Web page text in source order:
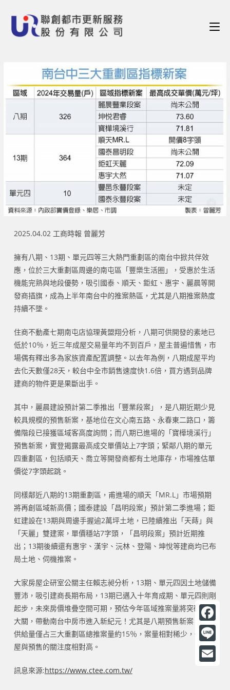
2025.04.02 工商時報 曾麗芳
擁有八期、13期、單元四等三大熱門重劃區的南台中掀共伴效
應，位於三大重劃區周邊的南屯區「豐樂生活圈」，受惠於生活
機能完熟與地段優勢，吸引國泰、順天、鉅虹、惠宇、麗晨等開
發商插旗，成為上半年南台中的推案熱區，尤其是八期推案熱度
持續不墜。
住商不動產七期南屯店協理黃盟翔分析，八期可供開發的素地已
低於10％，近三年成屋交易量年均不到百戶，屋主普遍惜售，市
場偶有釋出多為家族資產配置調整。以去年為例，八期成屋平均
去化天數僅28天，較台中全市銷售速度快1.6倍，買方遇到品牌
建商的物件更是果斷出手。
其中，麗晨建設預計第二季推出「豐業段案」，是八期近期少見
較具規模的預售新案，基地位在文心南五路、永春東二路口，籌
備階段已接獲區域客高度詢問；而八期已進場的「寶樺境溪行」
預售新案，實登揭露最高成交單價站上7字頭；緊鄰八期的單元
四重劃區，包括順天、喬立等開發商都有土地庫存，市場推估單
價從7字頭起跳。
同樣鄰近八期的13期重劃區，甫進場的順天「MR.L」市場預期
將再創區域新高價；國泰建設「昌明段案」預計第二季進場；鉅
虹建設在13期與周邊手握逾2萬坪土地，已陸續推出「天蒔」與
「天麗」雙建案，單價穩站7字頭，「昌明段案」預計近期推
出；13期後續還有惠宇、漢宇、沅林、登陽、坤悅等建商均已布
局土地、伺機推案。
大家房屋企研室公關主任賴志昶分析，13期、單元四因土地儲備
豐沛，吸引建商長期布局，13期已邁入十年育成期、單元四則剛
起步，未來房價堆疊空間可期，預估今年區域推案量將突破百億
大關，帶動南台中房市進入新紀元！尤其是八期預售新案，由於
供給量僅占三大重劃區總推案量約15％，案量相對稀少，也讓成
屋與預售的關注度相對高。
訊息來源:https://www.ctee.com.tw/
F
a
c
L